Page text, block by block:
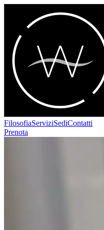
FilosofiaServiziSediContatti
Prenota